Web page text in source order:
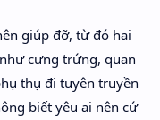
giúp đỡ, từ đó hai
cưng trứng, quan
thụ đi tuyên truyền
biết yêu ai nên cứ